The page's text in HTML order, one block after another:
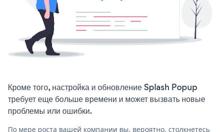
Кроме того, настройка и обновление Splash Popup
требует еще больше времени и может вызвать новые
проблемы или ошибки.
По мере роста вашей компании вы, вероятно, столкнетесь